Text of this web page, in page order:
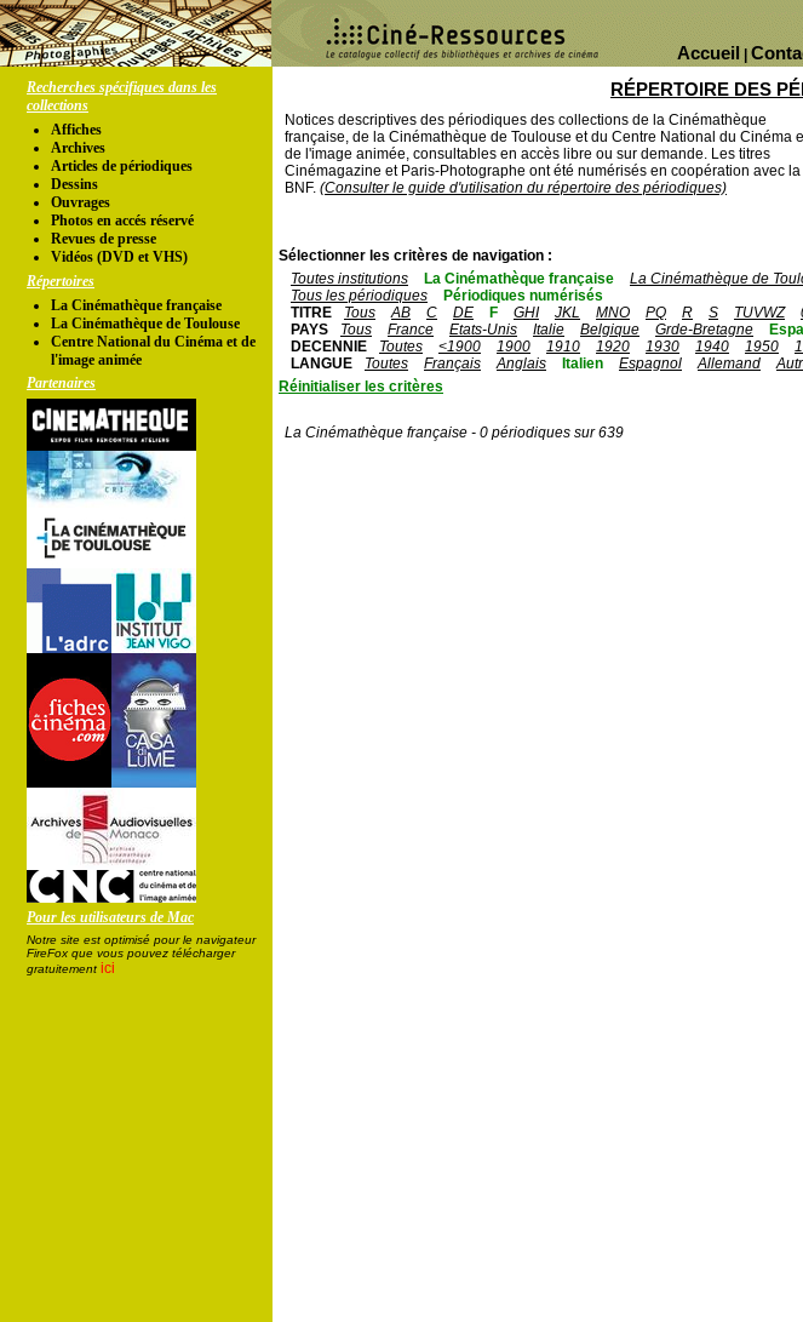
Accueil
Recherches spécifiques dans les
collections
Affiches
Archives
Articles de périodiques
Dessins
Ouvrages
Photos en accés réservé
Revues de presse
Vidéos (DVD et VHS)
Répertoires
La Cinémathèque française
La Cinémathèque de Toulouse
Centre National du Cinéma et de
l'image animée
Partenaires
Pour les utilisateurs de Mac
Notre site est optimisé pour le navigateur
FireFox que vous pouvez télécharger
gratuitement ici
RÉPERTOIRE DES
Notices descriptives des périodiques des collections de la Cinémathèque
française, de la Cinémathèque de Toulouse et du Centre National du Cinéma
de l'image animée, consultables en accès libre ou sur demande. Les titres
Cinémagazine et Paris-Photographe ont été numérisés en coopération avec la
BNF. (Consulter le guide d'utilisation du répertoire des périodiques)
Sélectionner les critères de navigation :
Toutes institutions
La Cinémathèque française La Cinémathèque de
Tous les périodiques
Périodiques numérisés
TITRE
Tous AB C DE F GHI JKL MNO PQ R S TUVWZ
PAYS
Tous France Etats-Unis Italie Belgique Grde-Bretagne
DECENNIE
Toutes <1900 1900 1910 1920 1930 1940 1950
LANGUE
Toutes Français Anglais Italien Espagnol Allemand
Réinitialiser les critères
La Cinémathèque française - 0 périodiques sur 639